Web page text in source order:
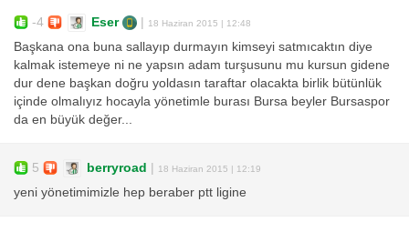
-4 Eser 18 Haziran 2015 | 12:48
Başkana ona buna sallayıp durmayın kimseyi satmıcaktın diye
kalmak istemeye ni ne yapsın adam turşusunu mu kursun gidene
dur dene başkan doğru yoldasın taraftar olacakta birlik bütünlük
içinde olmalıyız hocayla yönetimle burası Bursa beyler Bursaspor
da en büyük değer...
5 berryroad 18 Haziran 2015 | 12:19
yeni yönetimimizle hep beraber ptt ligine